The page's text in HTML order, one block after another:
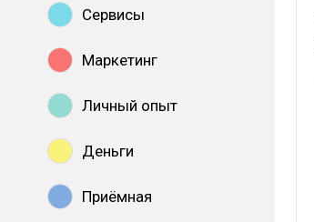
Сервисы
Маркетинг
Личный опыт
Деньги
Приёмная